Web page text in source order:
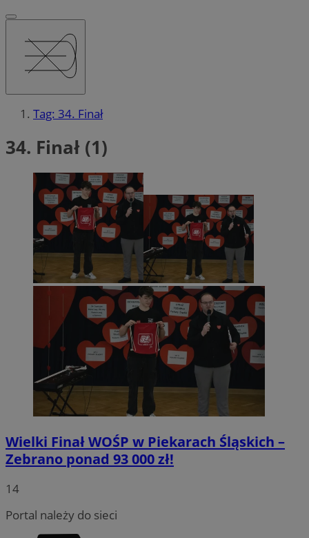
Tag: 34. Finał
34. Finał (1)
Wielki Finał WOŚP w Piekarach Śląskich –
Zebrano ponad 93 000 zł!
14
Portal należy do sieci